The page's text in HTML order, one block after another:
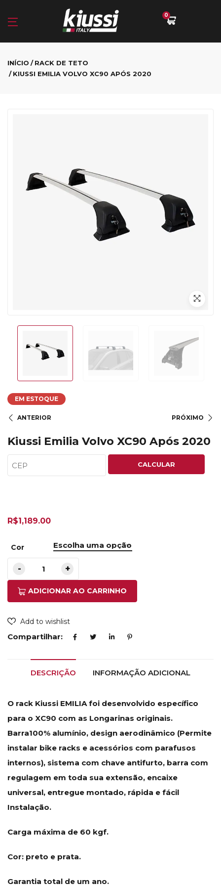
0
INÍCIO
RACK DE TETO
KIUSSI EMILIA VOLVO XC90 APÓS 2020
EM ESTOQUE
ANTERIOR PRÓXIMO
Kiussi Emilia Volvo XC90 Após 2020
CALCULAR
R$1,189.00
Cor
ADICIONAR AO CARRINHO
Add to wishlist
Compartilhar:
DESCRIÇÃO INFORMAÇÃO ADICIONAL
O rack Kiussi EMILIA foi desenvolvido específico
para o XC90 com as Longarinas originais.
Barra100% alumínio, design aerodinâmico (Permite
instalar bike racks e acessórios com parafusos
internos), sistema com chave antifurto, barra com
regulagem em toda sua extensão, encaixe
universal, entregue montado, rápida e fácil
Instalação.
Carga máxima de 60 kgf.
Cor: preto e prata.
Garantia total de um ano.